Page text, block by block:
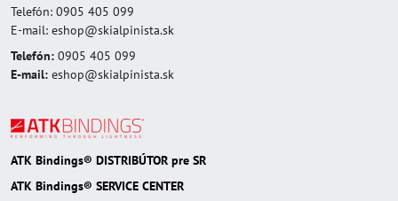
Telefón: 0905 405 099
E-mail: eshop@skialpinista.sk
Telefón: 0905 405 099
E-mail: eshop@skialpinista.sk
ATK Bindings® DISTRIBÚTOR pre SR
ATK Bindings® SERVICE CENTER